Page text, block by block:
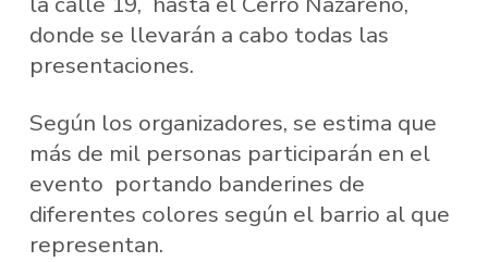
donde se llevarán a cabo todas las
presentaciones.
Según los organizadores, se estima que
más de mil personas participarán en el
evento portando banderines de
diferentes colores según el barrio al que
representan.